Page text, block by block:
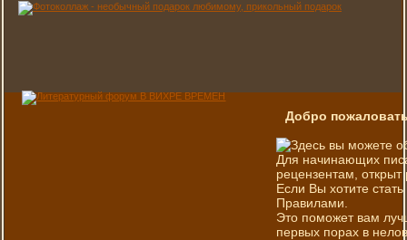
Добро
Здесь вы можете
Для начинающих
рецензентам, открыт
Если Вы хотите
Правилами.
Это поможет вам
первых порах в